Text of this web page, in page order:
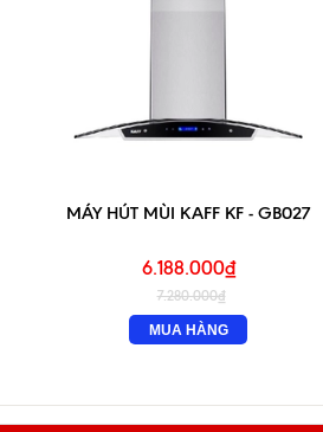
MÁY HÚT MÙI KAFF KF - GB027
6.188.000₫
7.280.000₫
MUA HÀNG